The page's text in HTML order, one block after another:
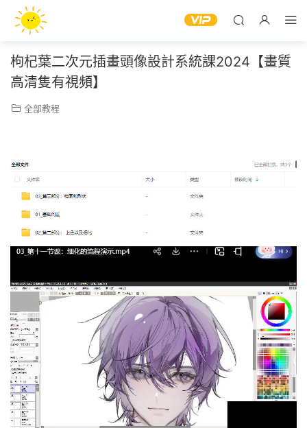
枸杞葉二次元插畫頭像設計系統課2024【畫質
高清隻有視頻】
全部教程